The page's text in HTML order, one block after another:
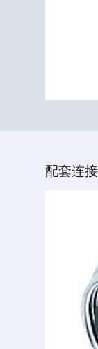
配套连